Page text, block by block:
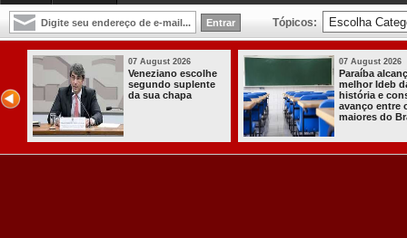
Tópicos:
07 August 2026
Paraíba alcança o
melhor Ideb da
história e consolida
avanço entre os
maiores do Brasil
07 August 2026
Homem é preso
com armas,
munições e
radiocomunicadore
s no Conde